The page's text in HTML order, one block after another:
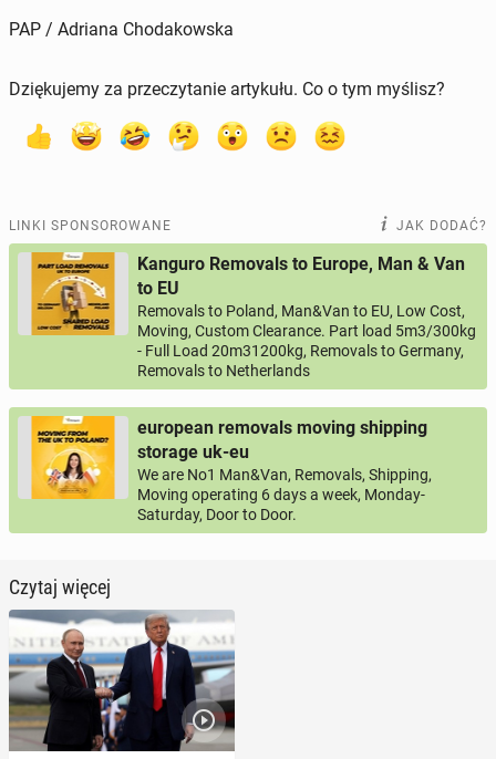
PAP / Adriana Chodakowska
Dziękujemy za przeczytanie artykułu. Co o tym myślisz?
LINKI SPONSOROWANE JAK DODAĆ?
Kanguro Removals to Europe, Man & Van
to EU
Removals to Poland, Man&Van to EU, Low Cost,
Moving, Custom Clearance. Part load 5m3/300kg
- Full Load 20m31200kg, Removals to Germany,
Removals to Netherlands
european removals moving shipping
storage uk-eu
We are No1 Man&Van, Removals, Shipping,
Moving operating 6 days a week, Monday-
Saturday, Door to Door.
Czytaj więcej